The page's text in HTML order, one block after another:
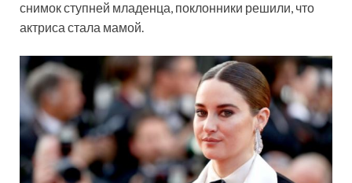
снимок ступней младенца, поклонники решили, что
актриса стала мамой.